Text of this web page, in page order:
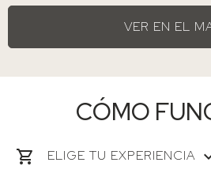
VER EN EL
CÓMO
ELIGE TU EXPERIENCIA